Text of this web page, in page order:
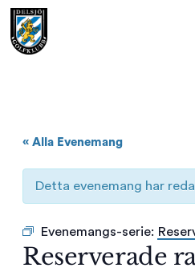
« Alla Evenemang
Detta evenemang har
Evenemangs-serie:
Reserverade